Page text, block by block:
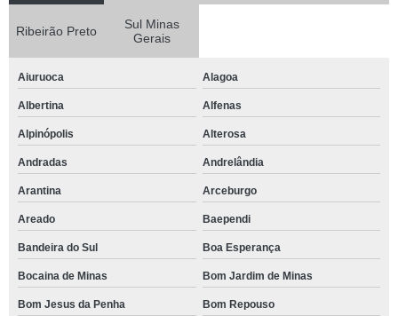
Ribeirão Preto
Sul Minas
Gerais
Aiuruoca Alagoa
Albertina Alfenas
Alpinópolis Alterosa
Andradas Andrelândia
Arantina Arceburgo
Areado Baependi
Bandeira do Sul Boa Esperança
Bocaina de Minas Bom Jardim de Minas
Bom Jesus da Penha Bom Repouso